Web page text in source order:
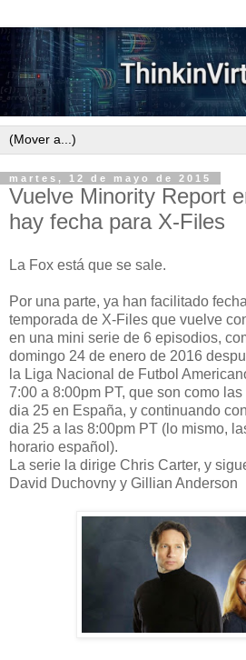
martes, 12 de mayo de 2015
Vuelve Minority Report
hay fecha para X-Files
La Fox está que se sale.
Por una parte, ya han facilitado
temporada de X-Files que vuelve
en una mini serie de 6 episodios,
domingo 24 de enero de 2016
la Liga Nacional de Futbol
7:00 a 8:00pm PT, que son como
dia 25 en España, y continuando
dia 25 a las 8:00pm PT (lo mismo,
horario español).
La serie la dirige Chris Carter, y
David Duchovny y Gillian Anderson